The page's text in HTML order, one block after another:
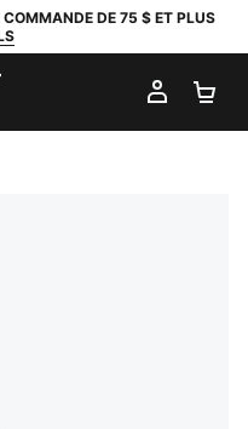
COMMANDE DE 75 $ ET PLUS
MON